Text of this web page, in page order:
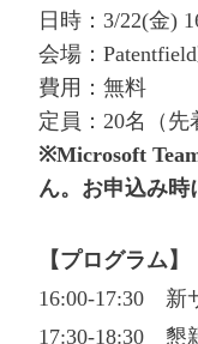
日時：3/22(金)
会場：
費用：無料
定員：20名（先
※Microsoft
ん。お申込み時
【プログラム】
16:00-17:30 新
17:30-18:30 懇